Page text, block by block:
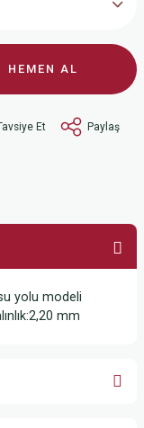
HEMEN AL
Et Paylaş
yolu modeli
mm